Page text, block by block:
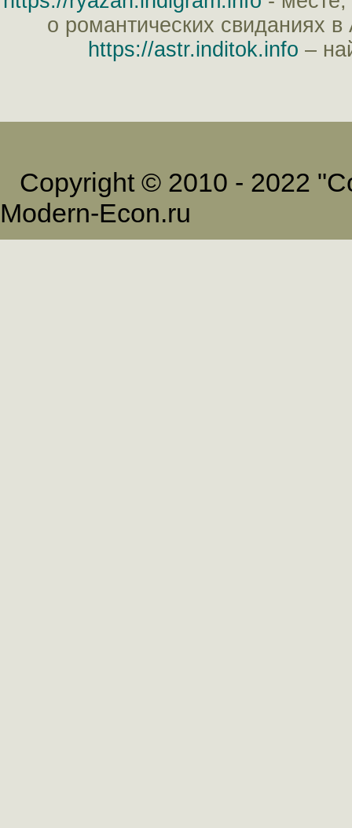
о романтических свиданиях
https://astr.inditok.info –
Copyright © 2010 - 2022
Modern-Econ.ru